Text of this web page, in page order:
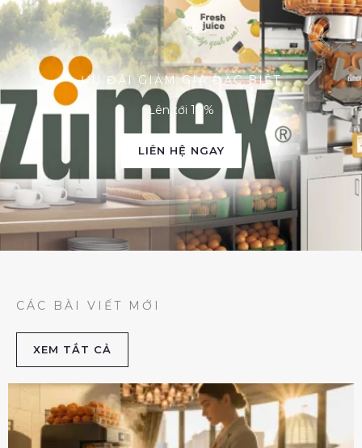
ƯU ĐÃI GIẢM GIÁ ĐẶC BIỆT
Lên tới 10%
LIÊN HỆ NGAY
CÁC BÀI VIẾT MỚI
XEM TẮT CẢ